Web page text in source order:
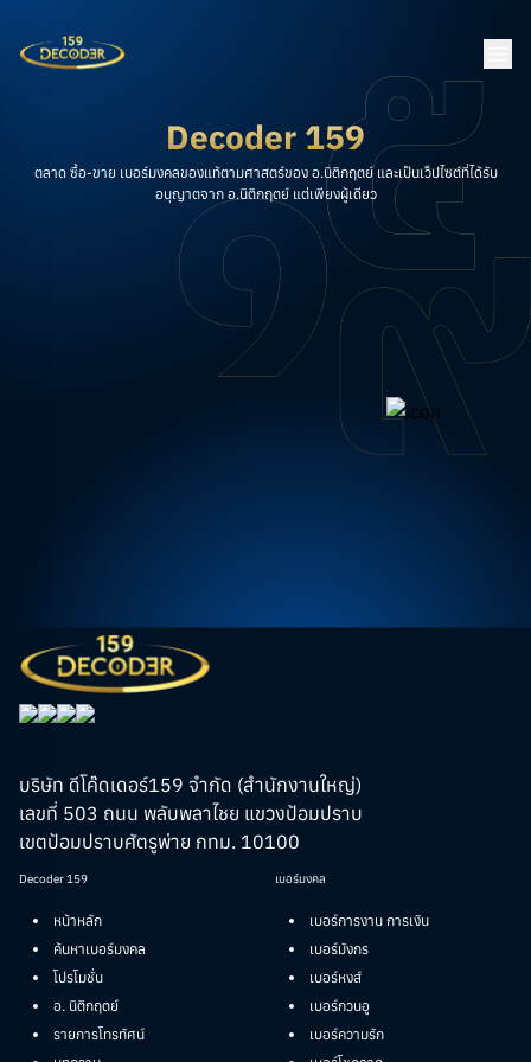
Decoder 159
ตลาด ซื้อ-ขาย เบอร์มงคลของแท้ตามศาสตร์ของ อ.นิติกฤตย์ และเป็นเว็ปไซต์ที่ได้รับ
อนุญาตจาก อ.นิติกฤตย์ แต่เพียงผู้เดียว
บริษัท ดีโค๊ดเดอร์159 จำกัด (สำนักงานใหญ่)
เลขที่ 503 ถนน พลับพลาไชย แขวงป้อมปราบ
เขตป้อมปราบศัตรูพ่าย กทม. 10100
Decoder 159
หน้าหลัก
ค้นหาเบอร์มงคล
โปรโมชั่น
อ. นิติกฤตย์
รายการโทรทัศน์
เบอร์มงคล
เบอร์การงาน การเงิน
เบอร์มังกร
เบอร์หงส์
เบอร์กวนอู
เบอร์ความรัก